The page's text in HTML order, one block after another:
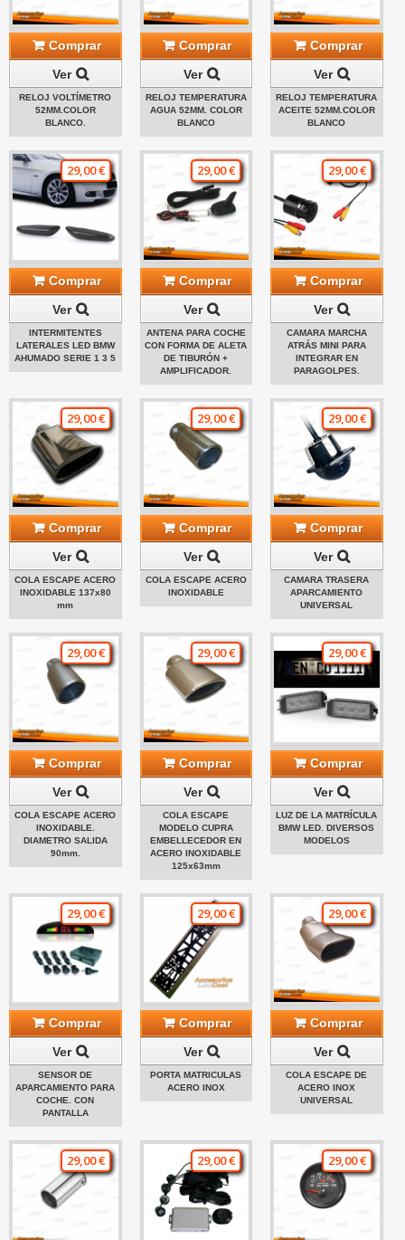
Comprar
Ver
RELOJ VOLTÍMETRO
52MM.COLOR
BLANCO.
Comprar
Ver
RELOJ TEMPERATURA
AGUA 52MM. COLOR
BLANCO
Comprar
Ver
RELOJ TEMPERATURA
ACEITE 52MM.COLOR
BLANCO
29,00 €
Comprar
Ver
INTERMITENTES
LATERALES LED BMW
AHUMADO SERIE 1 3 5
29,00 €
Comprar
Ver
ANTENA PARA COCHE
CON FORMA DE ALETA
DE TIBURÓN +
AMPLIFICADOR.
29,00 €
Comprar
Ver
CAMARA MARCHA
ATRÁS MINI PARA
INTEGRAR EN
PARAGOLPES.
29,00 €
Comprar
Ver
COLA ESCAPE ACERO
INOXIDABLE 137x80
mm
29,00 €
Comprar
Ver
COLA ESCAPE ACERO
INOXIDABLE
29,00 €
Comprar
Ver
CAMARA TRASERA
APARCAMIENTO
UNIVERSAL
29,00 €
Comprar
Ver
COLA ESCAPE ACERO
INOXIDABLE.
DIAMETRO SALIDA
90mm.
29,00 €
Comprar
Ver
COLA ESCAPE
MODELO CUPRA
EMBELLECEDOR EN
ACERO INOXIDABLE
125x63mm
29,00 €
Comprar
Ver
LUZ DE LA MATRÍCULA
BMW LED. DIVERSOS
MODELOS
29,00 €
Comprar
Ver
SENSOR DE
APARCAMIENTO PARA
COCHE. CON
PANTALLA
29,00 €
Comprar
Ver
PORTA MATRICULAS
ACERO INOX
29,00 €
Comprar
Ver
COLA ESCAPE DE
ACERO INOX
UNIVERSAL
29,00 € 29,00 € 29,00 €